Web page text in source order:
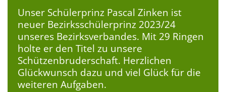
Unser Schülerprinz Pascal Zinken ist
neuer Bezirksschülerprinz 2023/24
unseres Bezirksverbandes. Mit 29 Ringen
holte er den Titel zu unsere
Schützenbruderschaft. Herzlichen
Glückwunsch dazu und viel Glück für die
weiteren Aufgaben.